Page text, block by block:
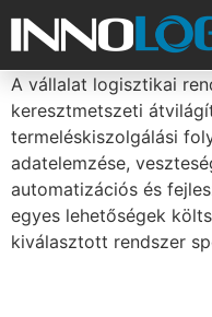
A vállalat logisztikai
keresztmetszeti
termeléskiszolgálási
adatelemzése,
automatizációs és
egyes lehetőségek
kiválasztott rendszer